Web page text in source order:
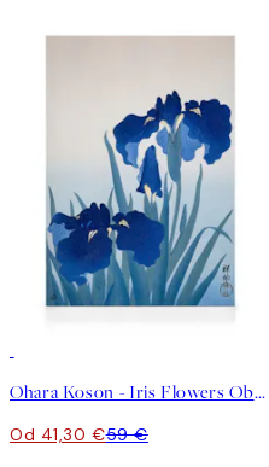
Ohara Koson - Iris Flowers Obraz na plátne
Od 41,30 €59 €